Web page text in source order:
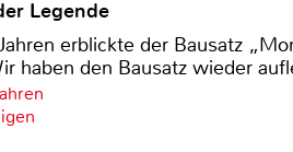
Legende
erblickte der Bausatz
haben den Bausatz wieder